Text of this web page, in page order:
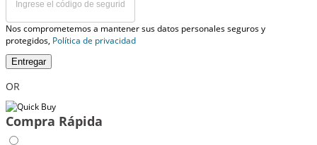
Nos comprometemos a mantener sus datos personales seguros y
protegidos, Política de privacidad
Entregar
OR
Compra Rápida